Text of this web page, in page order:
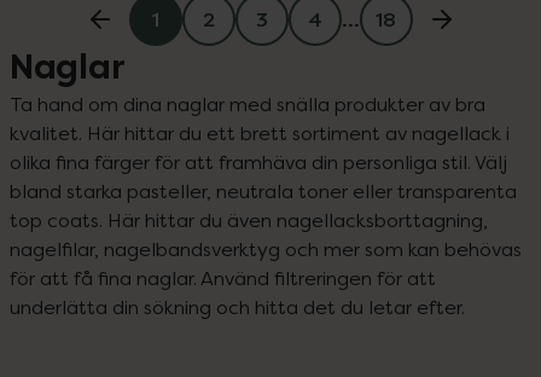
1 2 3 4 … 18
Naglar
Ta hand om dina naglar med snälla produkter av bra
kvalitet. Här hittar du ett brett sortiment av nagellack i
olika fina färger för att framhäva din personliga stil. Välj
bland starka pasteller, neutrala toner eller transparenta
top coats. Här hittar du även nagellacksborttagning,
nagelfilar, nagelbandsverktyg och mer som kan behövas
för att få fina naglar. Använd filtreringen för att
underlätta din sökning och hitta det du letar efter.